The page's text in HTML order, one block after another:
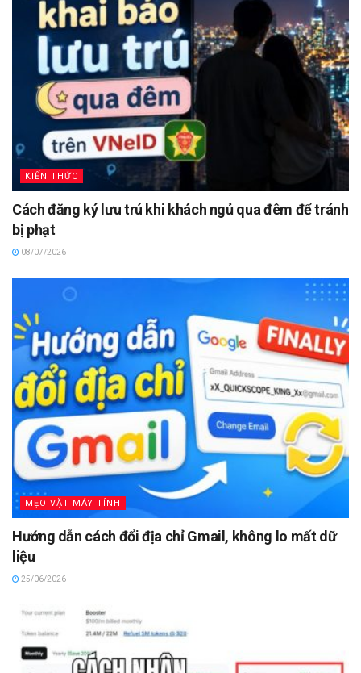
KIẾN THỨC
Cách đăng ký lưu trú khi khách ngủ qua đêm để tránh
bị phạt
08/07/2026
MẸO VẶT MÁY TÍNH
Hướng dẫn cách đổi địa chỉ Gmail, không lo mất dữ
liệu
25/06/2026